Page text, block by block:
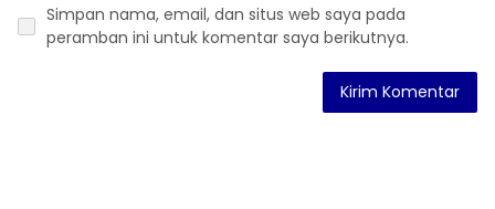
Simpan nama, email, dan situs web saya pada
peramban ini untuk komentar saya berikutnya.